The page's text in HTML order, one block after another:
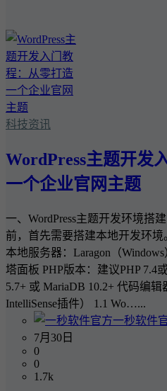
科技资讯
WordPress主题开发
一个企业官网主题
一、WordPress主题开发环境搭
前，首先需要搭建本地开发环境
本地服务器：Laragon（
塔面板 PHP版本：建议PHP 7.4
5.7+ 或 MariaDB 10.2+ 代码编
IntelliSense插件） 1.1 Wo…...
一秒软件
7月30日
0
0
1.7k